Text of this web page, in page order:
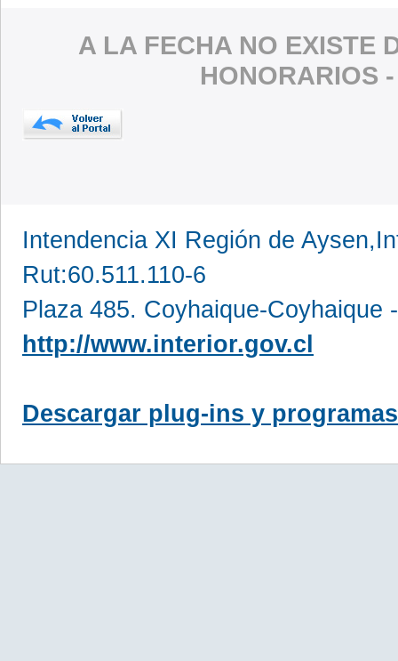
A LA FECHA NO EXISTE
HONORARIOS
Intendencia XI Región de
Rut:60.511.110-6
Plaza 485. Coyhaique-Coyhaique
http://www.interior.gov.cl
Descargar plug-ins y